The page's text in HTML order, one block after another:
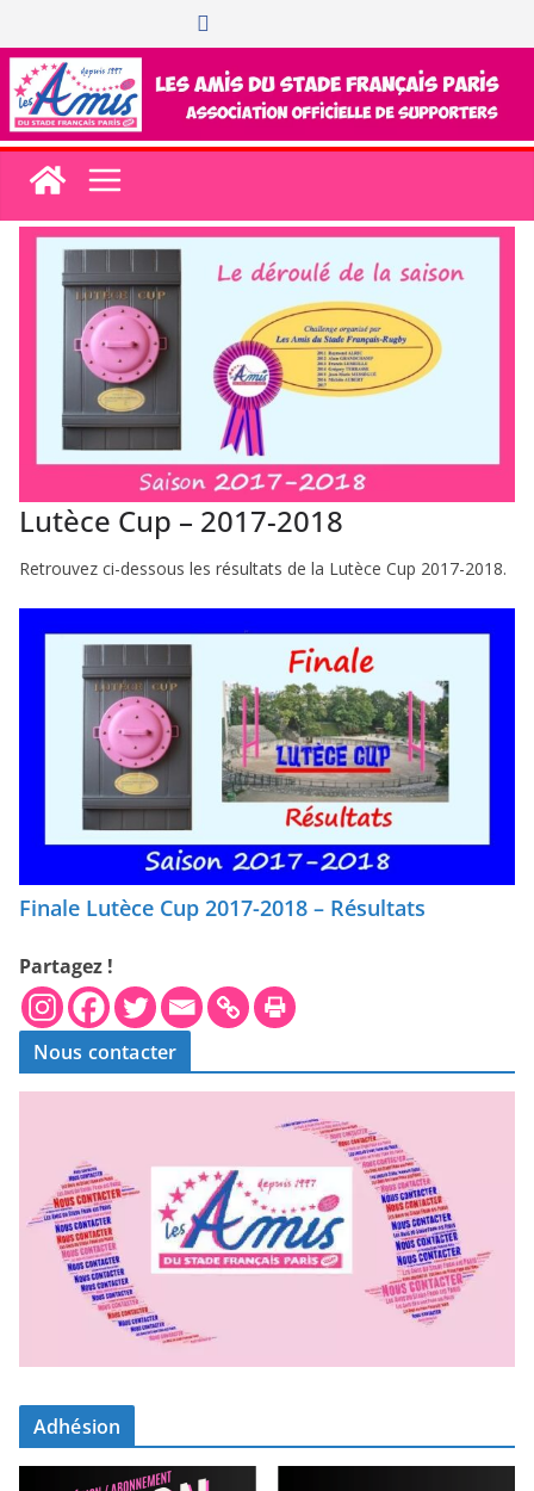
au
contenu
Lutèce Cup – 2017-2018
Retrouvez ci-dessous les résultats de la Lutèce Cup 2017-2018.
Finale Lutèce Cup 2017-2018 – Résultats
Partagez !
Nous contacter
Adhésion